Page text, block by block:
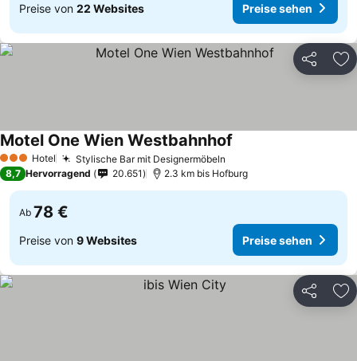
Preise von 22 Websites Preise sehen
Teilen
3 SterneHotel Stylische Bar mit Designermöbeln
Motel One Wien Westbahnhof
8,7 Hervorragend 20.651 2.3 km bis Hofburg
Ab 78 €
Preise von 9 Websites Preise sehen
Teilen